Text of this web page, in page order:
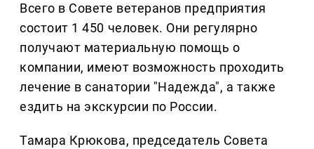
Всего в Совете ветеранов предприятия
состоит 1 450 человек. Они регулярно
получают материальную помощь о
компании, имеют возможность проходить
лечение в санатории "Надежда", а также
ездить на экскурсии по России.
Тамара Крюкова, председатель Совета